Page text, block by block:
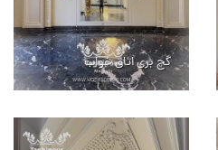
گچ بری اتاق خواب